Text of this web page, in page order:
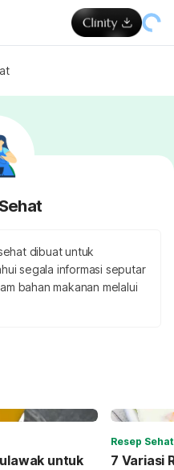
dibuat untuk
segala informasi seputar
bahan makanan melalui
untuk
Resep Sehat
7 Variasi